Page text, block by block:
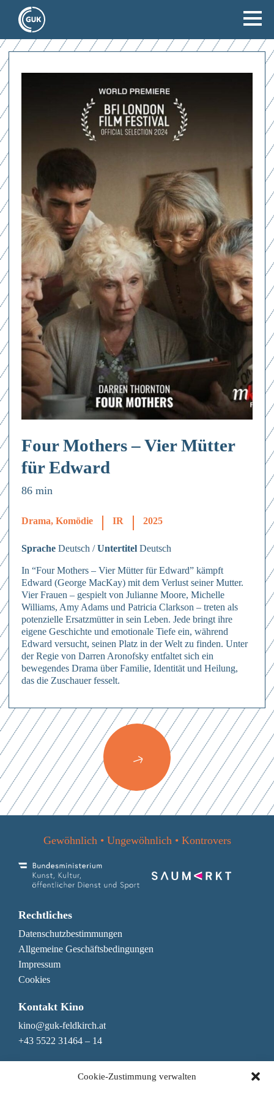
Cookie-Zustimmung verwalten
Four Mothers – Vier Mütter
für Edward
86 min
Drama, Komödie IR 2025
Sprache Deutsch /Untertitel Deutsch
In “Four Mothers – Vier Mütter für Edward” kämpft
Edward (George MacKay) mit dem Verlust seiner Mutter.
Vier Frauen – gespielt von Julianne Moore, Michelle
Williams, Amy Adams und Patricia Clarkson – treten als
potenzielle Ersatzmütter in sein Leben. Jede bringt ihre
eigene Geschichte und emotionale Tiefe ein, während
Edward versucht, seinen Platz in der Welt zu finden. Unter
der Regie von Darren Aronofsky entfaltet sich ein
bewegendes Drama über Familie, Identität und Heilung,
das die Zuschauer fesselt.
Gewöhnlich • Ungewöhnlich • Kontrovers
Rechtliches
Datenschutzbestimmungen
Allgemeine Geschäftsbedingungen
Impressum
Cookies
Kontakt Kino
kino@guk-feldkirch.at
+43 5522 31464 – 14
Anmelden
denDatenschutzbestimmungen
Hierher ziehen & fallen lassen
Dateien auswählen
0 von 3
Abschicken
Mit dem Absenden des Formulars erkläre ich mich einverstanden mit
den Datenschutzbestimmungen
Abschicken
Mit dem Absenden des Formulars erkläre ich mich einverstanden mit
den
Datenschutzbestimmungen
Abschicken
Mit dem Absenden des Formulars erkläre ich mich einverstanden mit
den
Datenschutzbestimmungen